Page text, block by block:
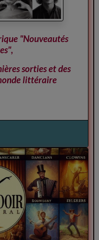
"Nouveautés
sorties et des
littéraire